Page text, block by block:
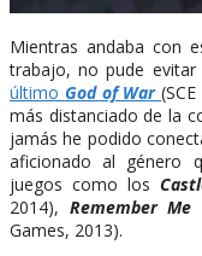
Mientras andaba con
trabajo, no pude
último God of War
más distanciado de la
jamás he podido
aficionado al género
juegos como los
2014), Remember Me
Games, 2013).